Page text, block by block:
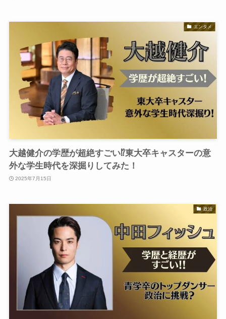
エンタメ
大越健介の学歴が超絶すごい⁉︎東大卒キャスターの意
外な学生時代を深掘りしてみた！
2025年7月15日
政治